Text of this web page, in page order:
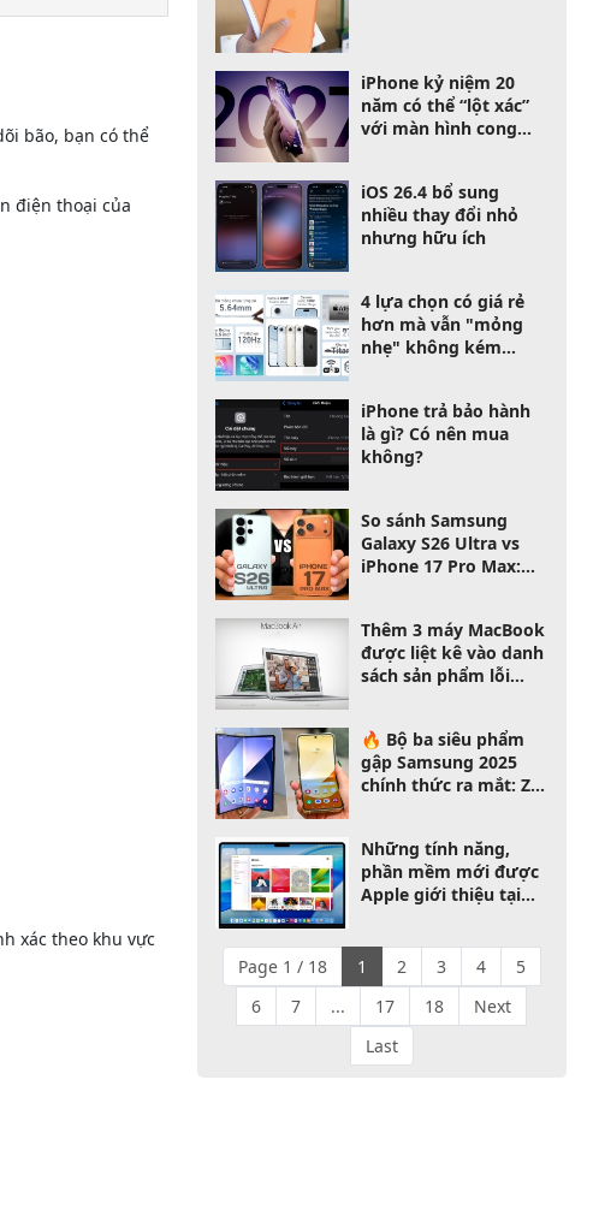
bão, bạn có thể
điện thoại của
xác theo khu vực
iPhone kỷ niệm 20
năm có thể “lột xác”
với màn hình cong
iOS 26.4 bổ sung
nhiều thay đổi nhỏ
nhưng hữu ích
4 lựa chọn có giá rẻ
hơn mà vẫn "mỏng
nhẹ" không kém
iPhone trả bảo hành
là gì? Có nên mua
không?
So sánh Samsung
Galaxy S26 Ultra vs
iPhone 17 Pro Max:
Thêm 3 máy MacBook
được liệt kê vào danh
sách sản phẩm lỗi
🔥 Bộ ba siêu phẩm
gập Samsung 2025
chính thức ra mắt: Z
nào phù hợp với bạn?
Những tính năng,
phần mềm mới được
Apple giới thiệu tại
Page 1 / 18 1 2 3 4
5
6
7 ... 17 18
Next
Last